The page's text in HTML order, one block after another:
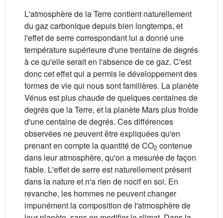
L'atmosphère de la Terre contient naturellement
du gaz carbonique depuis bien longtemps, et
l'effet de serre correspondant lui a donné une
température supérieure d'une trentaine de degrés
à ce qu'elle serait en l'absence de ce gaz. C'est
donc cet effet qui a permis le développement des
formes de vie qui nous sont familières. La planète
Vénus est plus chaude de quelques centaines de
degrés que la Terre, et la planète Mars plus froide
d'une centaine de degrés. Ces différences
observées ne peuvent être expliquées qu'en
prenant en compte la quantité de CO2 contenue
dans leur atmosphère, qu'on a mesurée de façon
fiable. L'effet de serre est naturellement présent
dans la nature et n'a rien de nocif en soi. En
revanche, les hommes ne peuvent changer
impunément la composition de l'atmosphère de